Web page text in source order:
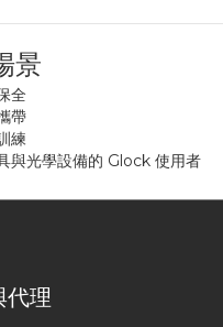
景
全
帶
練
與光學設備的 Glock 使用者
代理